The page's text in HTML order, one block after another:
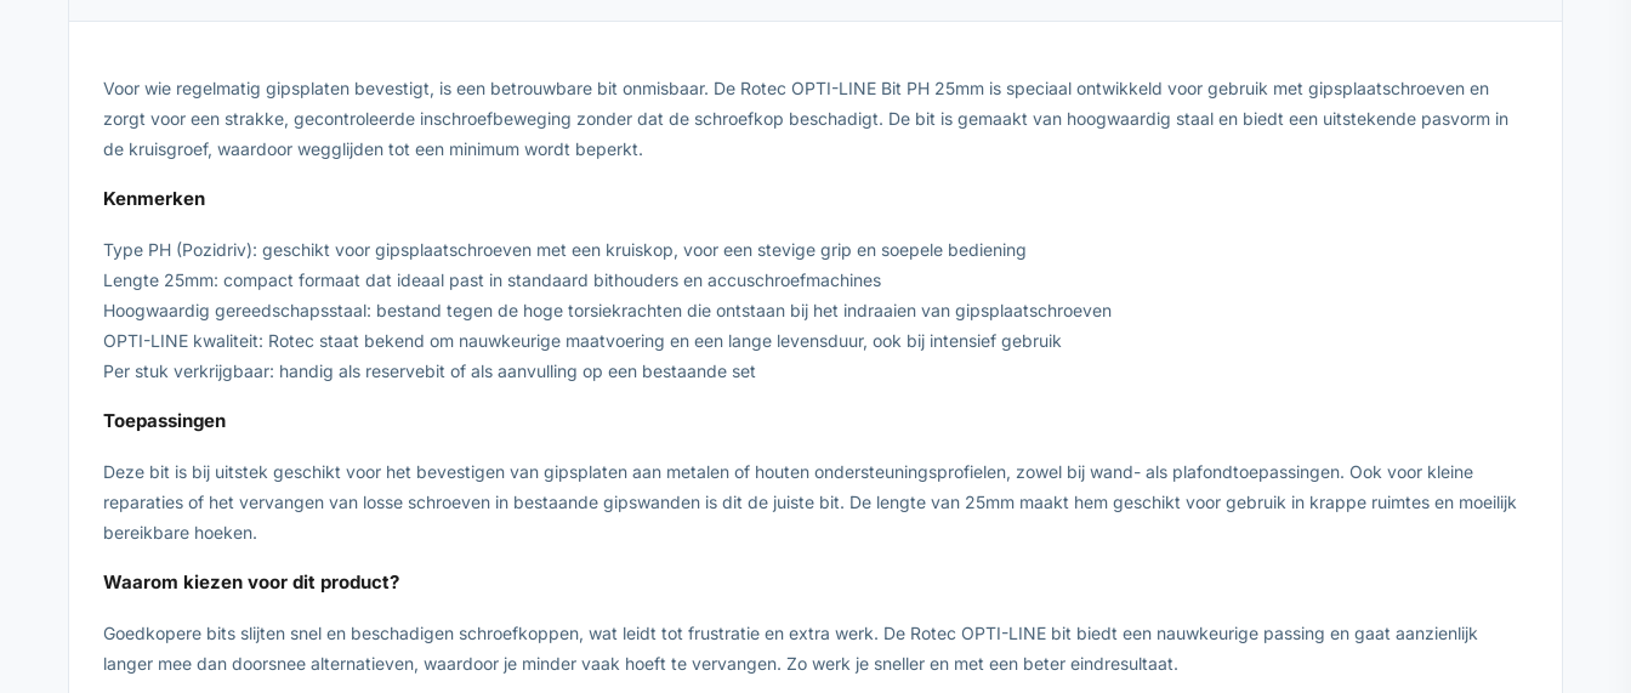
Voor wie regelmatig gipsplaten bevestigt, is een betrouwbare bit onmisbaar. De Rotec OPTI-LINE Bit PH 25mm is speciaal ontwikkeld voor gebruik met gipsplaatschroeven en
zorgt voor een strakke, gecontroleerde inschroefbeweging zonder dat de schroefkop beschadigt. De bit is gemaakt van hoogwaardig staal en biedt een uitstekende pasvorm in
de kruisgroef, waardoor wegglijden tot een minimum wordt beperkt.
Kenmerken
Type PH (Pozidriv): geschikt voor gipsplaatschroeven met een kruiskop, voor een stevige grip en soepele bediening
Lengte 25mm: compact formaat dat ideaal past in standaard bithouders en accuschroefmachines
Hoogwaardig gereedschapsstaal: bestand tegen de hoge torsiekrachten die ontstaan bij het indraaien van gipsplaatschroeven
OPTI-LINE kwaliteit: Rotec staat bekend om nauwkeurige maatvoering en een lange levensduur, ook bij intensief gebruik
Per stuk verkrijgbaar: handig als reservebit of als aanvulling op een bestaande set
Toepassingen
Deze bit is bij uitstek geschikt voor het bevestigen van gipsplaten aan metalen of houten ondersteuningsprofielen, zowel bij wand- als plafondtoepassingen. Ook voor kleine
reparaties of het vervangen van losse schroeven in bestaande gipswanden is dit de juiste bit. De lengte van 25mm maakt hem geschikt voor gebruik in krappe ruimtes en moeilijk
bereikbare hoeken.
Waarom kiezen voor dit product?
Goedkopere bits slijten snel en beschadigen schroefkoppen, wat leidt tot frustratie en extra werk. De Rotec OPTI-LINE bit biedt een nauwkeurige passing en gaat aanzienlijk
langer mee dan doorsnee alternatieven, waardoor je minder vaak hoeft te vervangen. Zo werk je sneller en met een beter eindresultaat.